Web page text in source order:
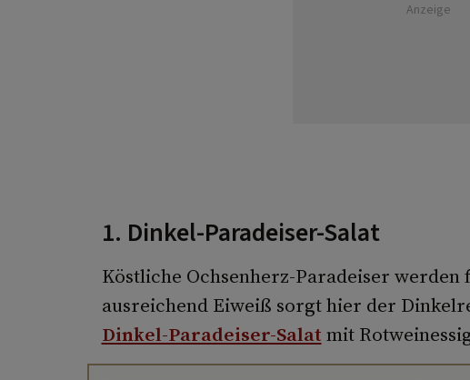
Anzeige
1. Dinkel-Paradeiser-Salat
Köstliche Ochsenherz-Paradeiser
ausreichend Eiweiß sorgt hier der
Dinkel-Paradeiser-Salat mit